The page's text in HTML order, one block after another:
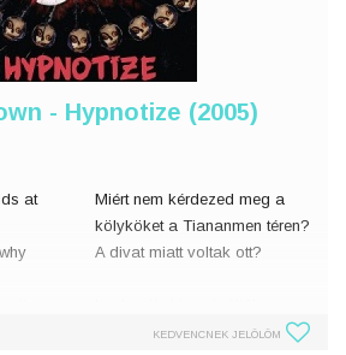
- Hypnotize (2005)
at
Miért nem kérdezed meg a
kölyköket a Tiananmen téren?
A divat miatt voltak ott?
A tv vett rá, hogy megvedd
KEDVENCNEK JELÖLÖM